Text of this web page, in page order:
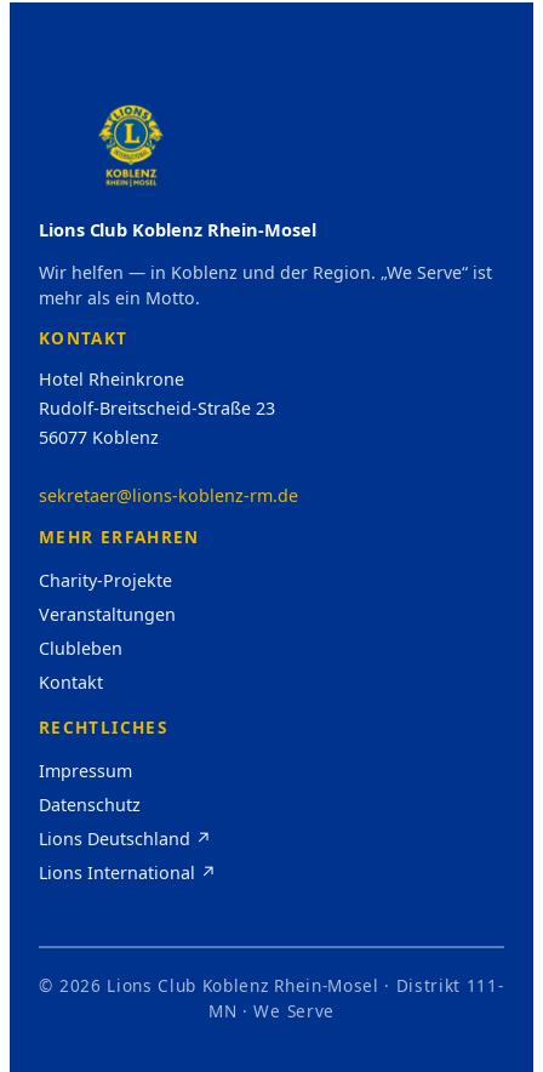
Lions Club Koblenz Rhein-Mosel
Wir helfen — in Koblenz und der Region. „We Serve“ ist
mehr als ein Motto.
KONTAKT
Hotel Rheinkrone
Rudolf-Breitscheid-Straße 23
56077 Koblenz
sekretaer@lions-koblenz-rm.de
MEHR ERFAHREN
Charity-Projekte
Veranstaltungen
Clubleben
Kontakt
RECHTLICHES
Impressum
Datenschutz
Lions Deutschland ↗
Lions International ↗
© 2026 Lions Club Koblenz Rhein-Mosel · Distrikt 111-
MN · We Serve